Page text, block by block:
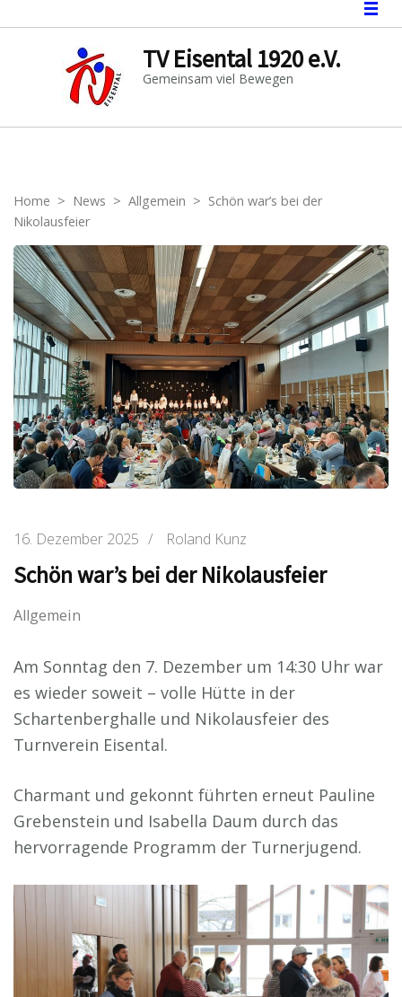
TV Eisental 1920 e.V.
Gemeinsam viel Bewegen
Home > News > Allgemein > Schön war’s bei der
Nikolausfeier
16. Dezember 2025 / Roland Kunz
Schön war’s bei der Nikolausfeier
Allgemein
Am Sonntag den 7. Dezember um 14:30 Uhr war
es wieder soweit – volle Hütte in der
Schartenberghalle und Nikolausfeier des
Turnverein Eisental.
Charmant und gekonnt führten erneut Pauline
Grebenstein und Isabella Daum durch das
hervorragende Programm der Turnerjugend.